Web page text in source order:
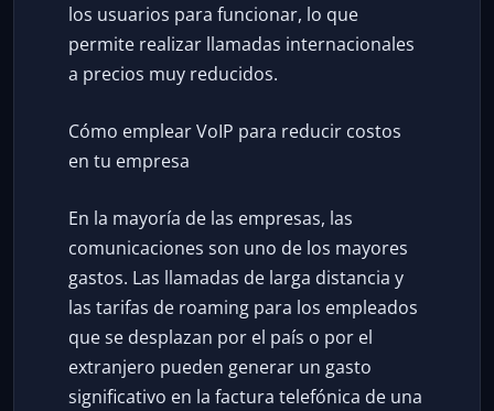
los usuarios para funcionar, lo que
permite realizar llamadas internacionales
a precios muy reducidos.
Cómo emplear VoIP para reducir costos
en tu empresa
En la mayoría de las empresas, las
comunicaciones son uno de los mayores
gastos. Las llamadas de larga distancia y
las tarifas de roaming para los empleados
que se desplazan por el país o por el
extranjero pueden generar un gasto
significativo en la factura telefónica de una